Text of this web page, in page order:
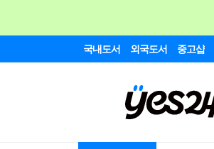
국내도서 외국도서 중고샵